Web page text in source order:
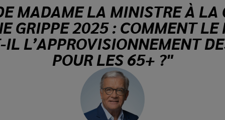
MADAME LA MINISTRE À LA
GRIPPE 2025 : COMMENT LE
L’APPROVISIONNEMENT
POUR LES 65+ ?"